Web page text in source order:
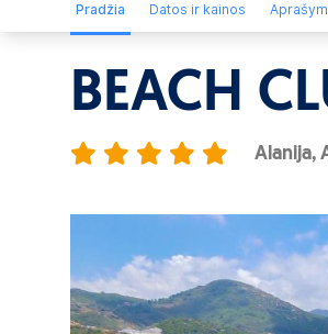
Pradžia Datos ir kainos
BEACH
Alanija,